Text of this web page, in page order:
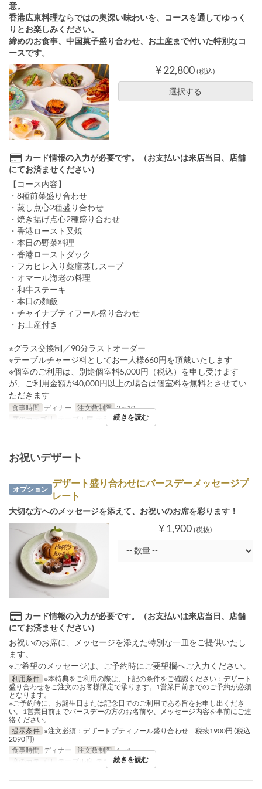
意。
香港広東料理ならではの奥深い味わいを、コースを通してゆっく
りとお楽しみください。
締めのお食事、中国菓子盛り合わせ、お土産まで付いた特別なコ
ースです。
¥ 22,800 (税込)
選択する
カード情報の入力が必要です。（お支払いは来店当日、店舗
にてお済ませください）
【コース内容】
・8種前菜盛り合わせ
・蒸し点心2種盛り合わせ
・焼き揚げ点心2種盛り合わせ
・香港ロースト叉焼
・本日の野菜料理
・香港ローストダック
・フカヒレ入り薬膳蒸しスープ
・オマール海老の料理
・和牛ステーキ
・本日の麵飯
・チャイナプティフール盛り合わせ
・お土産付き
※グラス交換制／90分ラストオーダー
※テーブルチャージ料としてお一人様660円を頂戴いたします
※個室のご利用は、別途個室料5,000円（税込）を申し受けます
が、ご利用金額が40,000円以上の場合は個室料を無料とさせてい
ただきます
食事時間 ディナー 注文数制限 2 ~ 10
席のカテゴリ
テーブル席, テラス, 個室
続きを読む
お祝いデザート
オプション
デザート盛り合わせにバースデーメッセージプ
レート
大切な方へのメッセージを添えて、お祝いのお席を彩ります！
¥ 1,900 (税抜)
カード情報の入力が必要です。（お支払いは来店当日、店舗
にてお済ませください）
お祝いのお席に、メッセージを添えた特別な一皿をご提供いたし
ます。
※ご希望のメッセージは、ご予約時にご要望欄へご入力ください。
利用条件 ※本特典をご利用の際は、下記の条件をご確認ください：デザート
盛り合わせをご注文のお客様限定で承ります。1営業日前までのご予約が必須
となります。
※ご予約時に、お誕生日または記念日でのご利用である旨をお申し出くださ
い。1営業日前までバースデーの方のお名前や、メッセージ内容を事前にご連
絡ください。
提示条件 ※注文必須：デザートプティフール盛り合わせ 税抜1900円 (税込
2090円)
食事時間 ディナー 注文数制限 1 ~ 1
席のカテゴリ
テーブル席, テラス, 個室
続きを読む